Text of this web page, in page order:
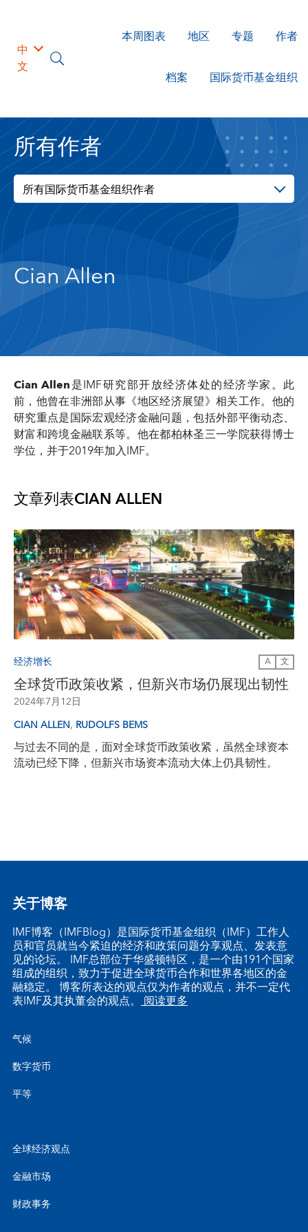
中
文
本周图表 地区 专题 作者
档案 国际货币基金组织
所有作者
所有国际货币基金组织作者
Cian Allen
Cian Allen是IMF研究部开放经济体处的经济学家。此
前，他曾在非洲部从事《地区经济展望》相关工作。他的
研究重点是国际宏观经济金融问题，包括外部平衡动态、
财富和跨境金融联系等。他在都柏林圣三一学院获得博士
学位，并于2019年加入IMF。
文章列表CIAN ALLEN
经济增长 A 文
全球货币政策收紧，但新兴市场仍展现出韧性
2024年7月12日
CIAN ALLEN, RUDOLFS BEMS
与过去不同的是，面对全球货币政策收紧，虽然全球资本
流动已经下降，但新兴市场资本流动大体上仍具韧性。
关于博客
IMF博客（IMFBlog）是国际货币基金组织（IMF）工作人
员和官员就当今紧迫的经济和政策问题分享观点、发表意
见的论坛。 IMF总部位于华盛顿特区，是一个由191个国家
组成的组织，致力于促进全球货币合作和世界各地区的金
融稳定。 博客所表达的观点仅为作者的观点，并不一定代
表IMF及其执董会的观点。 阅读更多
气候
数字货币
平等
全球经济观点
金融市场
财政事务